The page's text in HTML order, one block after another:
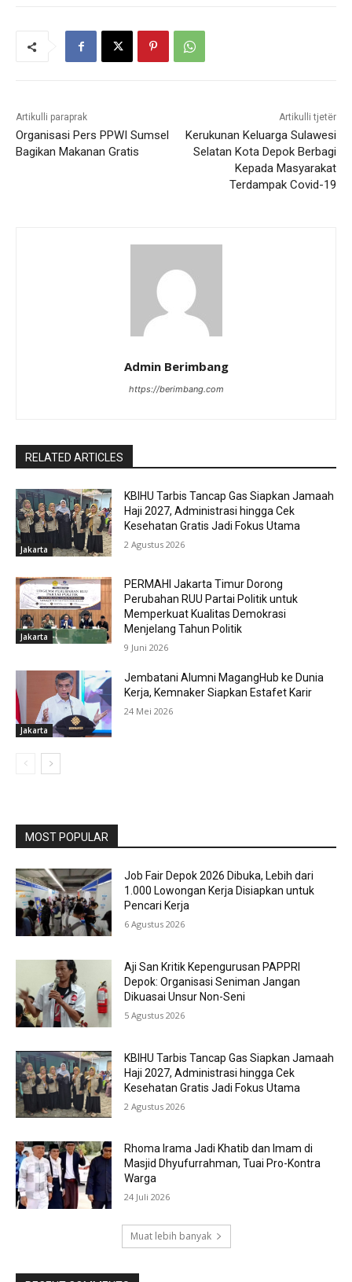
Artikulli paraprak
Organisasi Pers PPWI Sumsel
Bagikan Makanan Gratis
Artikulli tjetër
Kerukunan Keluarga Sulawesi
Selatan Kota Depok Berbagi
Kepada Masyarakat
Terdampak Covid-19
Admin Berimbang
https://berimbang.com
RELATED ARTICLES
Jakarta
KBIHU Tarbis Tancap Gas Siapkan Jamaah
Haji 2027, Administrasi hingga Cek
Kesehatan Gratis Jadi Fokus Utama
2 Agustus 2026
Jakarta
PERMAHI Jakarta Timur Dorong
Perubahan RUU Partai Politik untuk
Memperkuat Kualitas Demokrasi
Menjelang Tahun Politik
9 Juni 2026
Jakarta
Jembatani Alumni MagangHub ke Dunia
Kerja, Kemnaker Siapkan Estafet Karir
24 Mei 2026
MOST POPULAR
Job Fair Depok 2026 Dibuka, Lebih dari
1.000 Lowongan Kerja Disiapkan untuk
Pencari Kerja
6 Agustus 2026
Aji San Kritik Kepengurusan PAPPRI
Depok: Organisasi Seniman Jangan
Dikuasai Unsur Non-Seni
5 Agustus 2026
KBIHU Tarbis Tancap Gas Siapkan Jamaah
Haji 2027, Administrasi hingga Cek
Kesehatan Gratis Jadi Fokus Utama
2 Agustus 2026
Rhoma Irama Jadi Khatib dan Imam di
Masjid Dhyufurrahman, Tuai Pro-Kontra
Warga
24 Juli 2026
Muat lebih banyak